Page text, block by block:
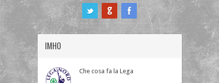
IMHO
Che cosa fa la Lega